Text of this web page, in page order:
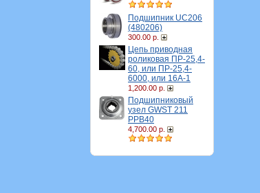
Подшипник UC206
(480206)
300.00 р.
Цепь приводная
роликовая ПР-25,4-
60, или ПР-25,4-
6000, или 16A-1
1,200.00 р.
Подшипниковый
узел GWST 211
PPB40
4,700.00 р.